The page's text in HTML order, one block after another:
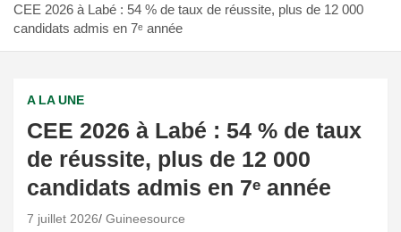
CEE 2026 à Labé : 54 % de taux de réussite, plus de 12 000
candidats admis en 7ᵉ année
A LA UNE
CEE 2026 à Labé : 54 % de taux
de réussite, plus de 12 000
candidats admis en 7ᵉ année
7 juillet 2026 Guineesource